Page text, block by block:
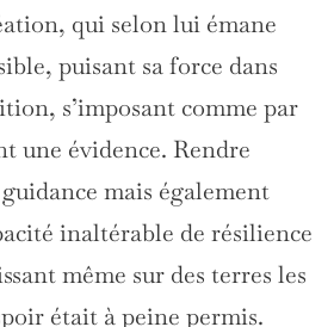
qui selon lui émane
puisant sa force dans
s’imposant comme par
une évidence. Rendre
mais également
inaltérable de résilience
même sur des terres les
était à peine permis.